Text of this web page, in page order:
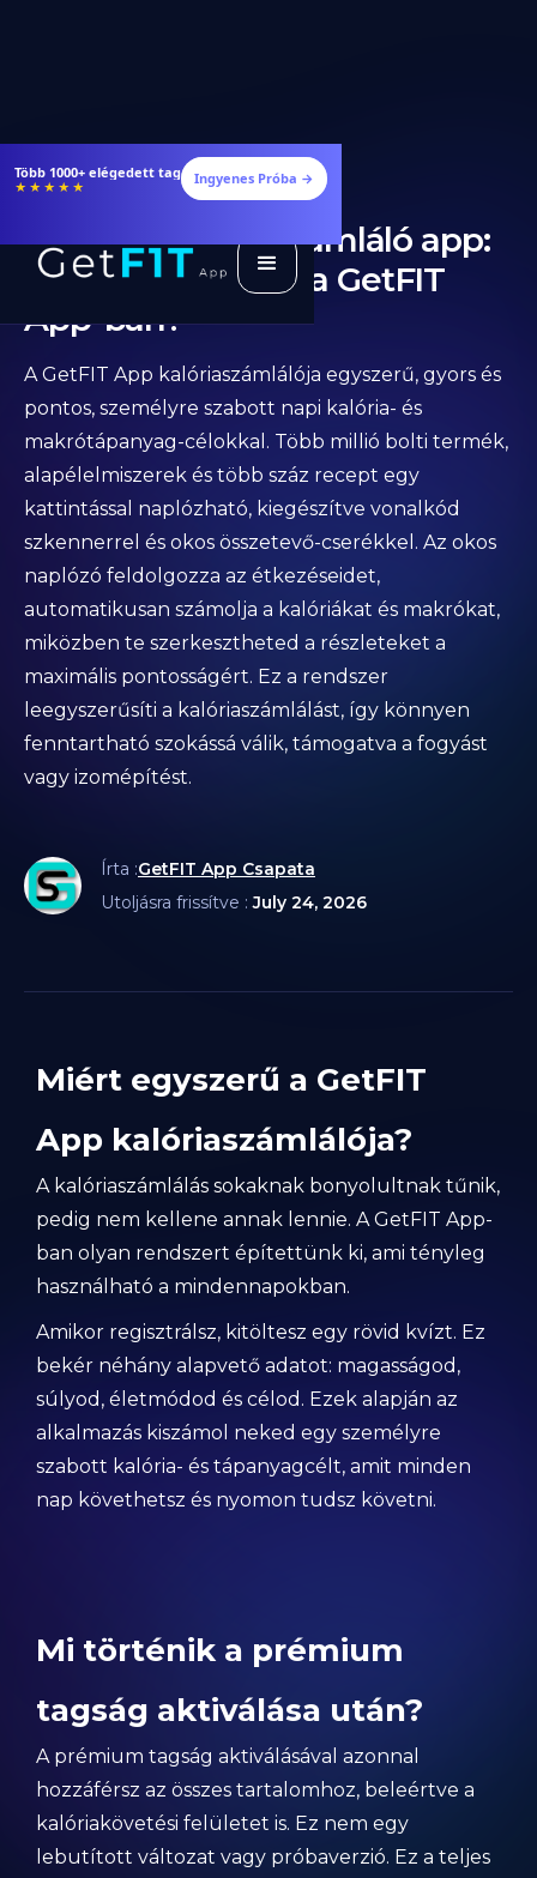
Több 1000+ elégedett tag
★★★★★ Ingyenes Próba →
Legjobb kalóriaszámláló app:
Hogyan működik a GetFIT
App-ban?
A GetFIT App kalóriaszámlálója egyszerű, gyors és
pontos, személyre szabott napi kalória- és
makrótápanyag-célokkal. Több millió bolti termék,
alapélelmiszerek és több száz recept egy
kattintással naplózható, kiegészítve vonalkód
szkennerrel és okos összetevő-cserékkel. Az okos
naplózó feldolgozza az étkezéseidet,
automatikusan számolja a kalóriákat és makrókat,
miközben te szerkesztheted a részleteket a
maximális pontosságért. Ez a rendszer
leegyszerűsíti a kalóriaszámlálást, így könnyen
fenntartható szokássá válik, támogatva a fogyást
vagy izomépítést.
Írta :GetFIT App Csapata
Utoljásra frissítve :July 24, 2026
Miért egyszerű a GetFIT
App kalóriaszámlálója?
A kalóriaszámlálás sokaknak bonyolultnak tűnik,
pedig nem kellene annak lennie. A GetFIT App-
ban olyan rendszert építettünk ki, ami tényleg
használható a mindennapokban.
Amikor regisztrálsz, kitöltesz egy rövid kvízt. Ez
bekér néhány alapvető adatot: magasságod,
súlyod, életmódod és célod. Ezek alapján az
alkalmazás kiszámol neked egy személyre
szabott kalória- és tápanyagcélt, amit minden
nap követhetsz és nyomon tudsz követni.
Mi történik a prémium
tagság aktiválása után?
A prémium tagság aktiválásával azonnal
hozzáférsz az összes tartalomhoz, beleértve a
kalóriakövetési felületet is. Ez nem egy
lebutított változat vagy próbaverzió. Ez a teljes